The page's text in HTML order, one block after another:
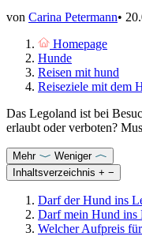
von Carina Petermann•
Homepage
Hunde
Reisen mit hund
Reiseziele mit dem
Das Legoland ist bei
erlaubt oder verboten?
Mehr
Weniger
Inhaltsverzeichnis + −
Darf der Hund ins
Darf mein Hund ins
Welcher Aufpreis